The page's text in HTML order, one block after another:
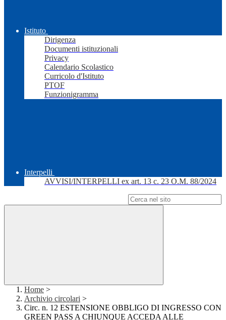
Istituto
Dirigenza
Documenti istituzionali
Privacy
Calendario Scolastico
Curricolo d'Istituto
PTOF
Funzionigramma
Interpelli
AVVISI/INTERPELLI ex art. 13 c. 23 O.M. 88/2024
Home >
Archivio circolari >
Circ. n. 12 ESTENSIONE OBBLIGO DI INGRESSO CON
GREEN PASS A CHIUNQUE ACCEDA ALLE